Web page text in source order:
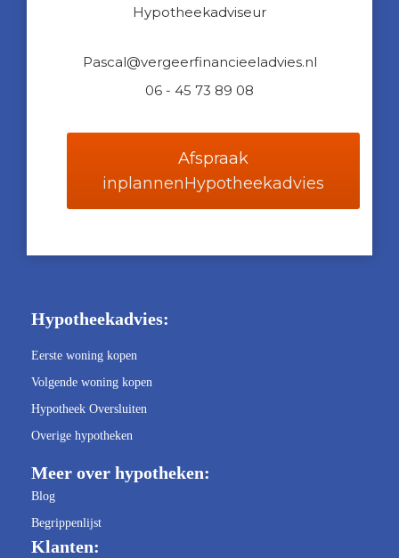
Hypotheekadviseur
Pascal@vergeerfinancieeladvies.nl
06 - 45 73 89 08
Afspraak
inplannenHypotheekadvies
Hypotheekadvies:
Eerste woning kopen
Volgende woning kopen
Hypotheek Oversluiten
Overige hypotheken
Meer over hypotheken:
Blog
Begrippenlijst
Klanten: